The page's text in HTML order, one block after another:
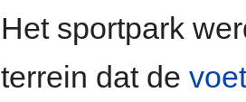
Het sportpark
terrein dat de